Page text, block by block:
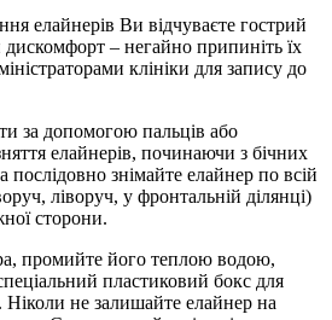
елайнерів Ви відчуваєте гострий
– негайно припиніть їх
клініки для запису до
за допомогою пальців або
елайнерів, починаючи з бічних
послідовно знімайте елайнер по всій
ліворуч, у фронтальній ділянці)
сторони.
промийте його теплою водою,
пластиковий бокс для
Ніколи не залишайте елайнер на